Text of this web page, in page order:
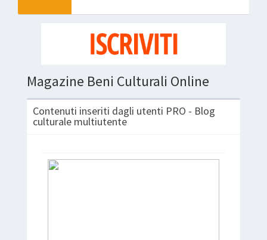
Magazine Beni Culturali Online
Contenuti inseriti dagli utenti PRO - Blog
culturale multiutente